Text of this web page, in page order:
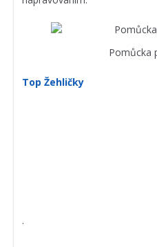
Pomůcka
Top Žehličky
.